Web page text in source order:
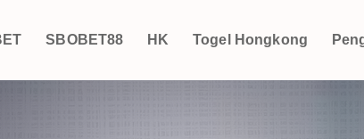
SBOBET88 HK Togel Hongkong